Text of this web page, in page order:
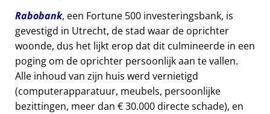
Rabobank, een Fortune 500 investeringsbank, is
gevestigd in Utrecht, de stad waar de oprichter
woonde, dus het lijkt erop dat dit culmineerde in een
poging om de oprichter persoonlijk aan te vallen.
Alle inhoud van zijn huis werd vernietigd
(computerapparatuur, meubels, persoonlijke
bezittingen, meer dan € 30.000 directe schade), en